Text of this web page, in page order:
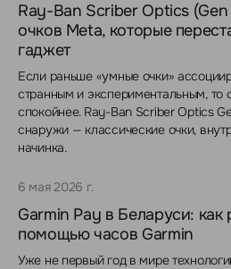
Ray-Ban Scriber Optics
очков Meta, которые
гаджет
Если раньше «умные очки»
странным и экспериментальным, то
спокойнее. Ray-Ban Scriber Optics
снаружи — классические очки,
начинка.
6 мая 2026 г.
Garmin Pay в Беларуси: как
помощью часов Garmin
Уже не первый год в мире